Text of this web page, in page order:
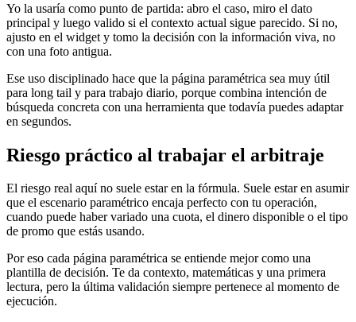
Yo la usaría como punto de partida: abro el caso, miro el dato
principal y luego valido si el contexto actual sigue parecido. Si no,
ajusto en el widget y tomo la decisión con la información viva, no
con una foto antigua.
Ese uso disciplinado hace que la página paramétrica sea muy útil
para long tail y para trabajo diario, porque combina intención de
búsqueda concreta con una herramienta que todavía puedes adaptar
en segundos.
Riesgo práctico al trabajar el arbitraje
El riesgo real aquí no suele estar en la fórmula. Suele estar en asumir
que el escenario paramétrico encaja perfecto con tu operación,
cuando puede haber variado una cuota, el dinero disponible o el tipo
de promo que estás usando.
Por eso cada página paramétrica se entiende mejor como una
plantilla de decisión. Te da contexto, matemáticas y una primera
lectura, pero la última validación siempre pertenece al momento de
ejecución.